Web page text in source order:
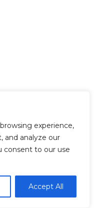
experience,
and analyze our
consent to our use
Accept All